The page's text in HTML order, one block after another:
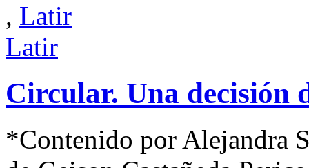
, Latir
Latir
Circular. Una decisión
*Contenido por Alejandra